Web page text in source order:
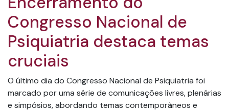
Congresso Nacional de
Psiquiatria destaca temas
cruciais
O último dia do Congresso Nacional de Psiquiatria foi
marcado por uma série de comunicações livres, plenárias
e simpósios, abordando temas contemporâneos e